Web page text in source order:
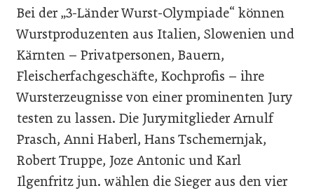
Bei der „3-Länder Wurst-Olympiade“ können
Wurstproduzenten aus Italien, Slowenien und
Kärnten – Privatpersonen, Bauern,
Fleischerfachgeschäfte, Kochprofis – ihre
Wursterzeugnisse von einer prominenten Jury
testen zu lassen. Die Jurymitglieder Arnulf
Prasch, Anni Haberl, Hans Tschemernjak,
Robert Truppe, Joze Antonic und Karl
Ilgenfritz jun. wählen die Sieger aus den vier